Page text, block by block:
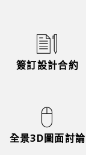
簽訂設計合約
全景3D圖面討論